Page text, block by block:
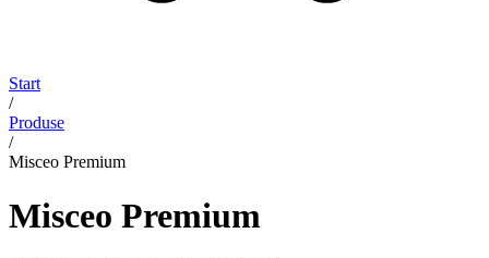
Start
/
Produse
/
Misceo Premium
Misceo Premium